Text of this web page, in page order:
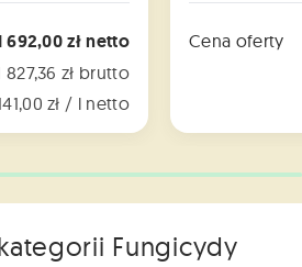
692,00 zł netto
827,36 zł brutto
zł / l netto
Cena oferty
Fungicydy